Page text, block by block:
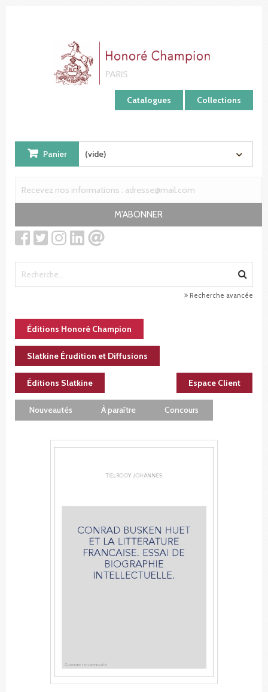
Catalogues Collections
Panier (vide)
M'ABONNER
Recherche avancée
Éditions Honoré Champion
Slatkine Érudition et Diffusions
Éditions Slatkine Espace Client
Nouveautés À paraître Concours